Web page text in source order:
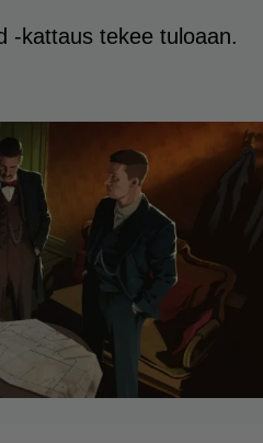
-kattaus tekee tuloaan.